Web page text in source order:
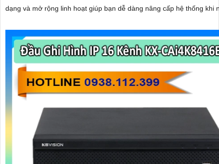
dạng và mở rộng linh hoạt giúp bạn dễ dàng nâng cấp hệ thống khi